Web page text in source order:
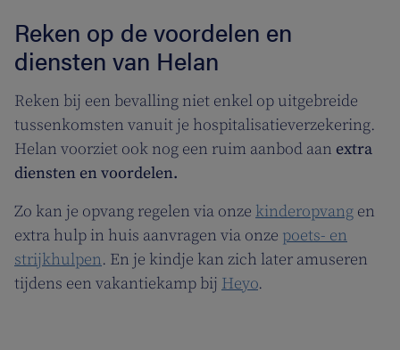
Reken op de voordelen en
diensten van Helan
Reken bij een bevalling niet enkel op uitgebreide
tussenkomsten vanuit je hospitalisatieverzekering.
Helan voorziet ook nog een ruim aanbod aan extra
diensten en voordelen.
Zo kan je opvang regelen via onze kinderopvang en
extra hulp in huis aanvragen via onze poets- en
strijkhulpen. En je kindje kan zich later amuseren
tijdens een vakantiekamp bij Heyo.